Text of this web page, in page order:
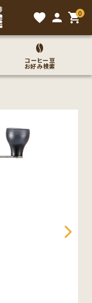
favorite person 0
shopping_cart
コーヒー豆
お好み検索